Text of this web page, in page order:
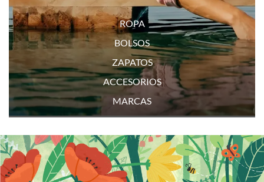
ROPA
BOLSOS
ZAPATOS
ACCESORIOS
MARCAS